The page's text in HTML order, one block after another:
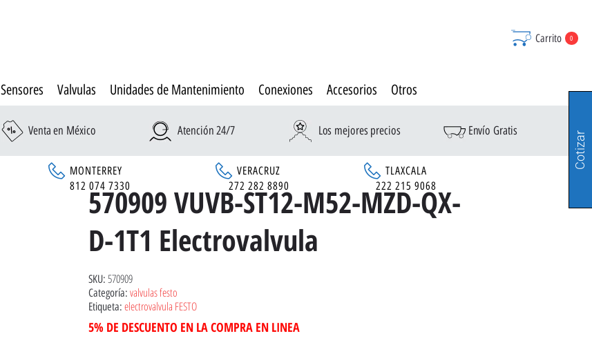
Carrito 0
Sensores Valvulas Unidades de Mantenimiento Conexiones Accesorios Otros
Venta en México Atención 24/7 Los mejores precios Envío Gratis
MONTERREY VERACRUZ
TLAXCALA
812 074 7330 272 282 8890 222 215 9068
570909 VUVB-ST12-M52-MZD-QX-
D-1T1 Electrovalvula
SKU: 570909
Categoría: valvulas festo
Etiqueta: electrovalvula FESTO
5% DE DESCUENTO EN LA COMPRA EN LINEA
Cotizar